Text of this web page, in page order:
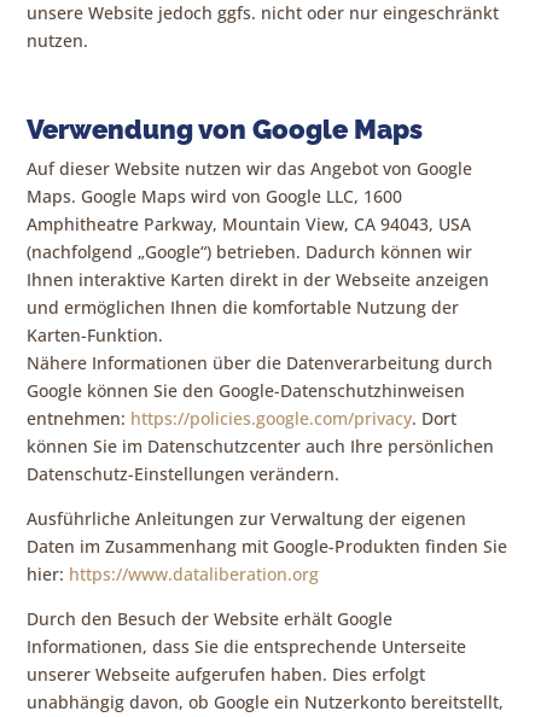
unsere Website jedoch ggfs. nicht oder nur eingeschränkt
nutzen.
Verwendung von Google Maps
Auf dieser Website nutzen wir das Angebot von Google
Maps. Google Maps wird von Google LLC, 1600
Amphitheatre Parkway, Mountain View, CA 94043, USA
(nachfolgend „Google“) betrieben. Dadurch können wir
Ihnen interaktive Karten direkt in der Webseite anzeigen
und ermöglichen Ihnen die komfortable Nutzung der
Karten-Funktion.
Nähere Informationen über die Datenverarbeitung durch
Google können Sie den Google-Datenschutzhinweisen
entnehmen: https://policies.google.com/privacy. Dort
können Sie im Datenschutzcenter auch Ihre persönlichen
Datenschutz-Einstellungen verändern.
Ausführliche Anleitungen zur Verwaltung der eigenen
Daten im Zusammenhang mit Google-Produkten finden Sie
hier: https://www.dataliberation.org
Durch den Besuch der Website erhält Google
Informationen, dass Sie die entsprechende Unterseite
unserer Webseite aufgerufen haben. Dies erfolgt
unabhängig davon, ob Google ein Nutzerkonto bereitstellt,